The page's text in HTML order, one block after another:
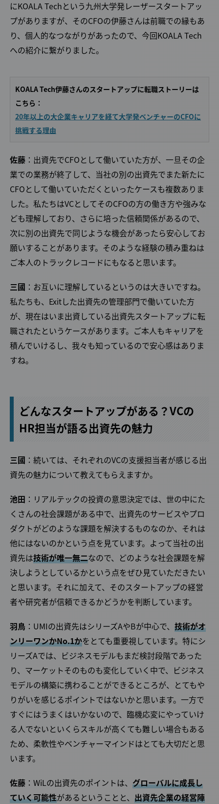
Facebook X
にKOALA Techという九州大学発レーザースタートアッ
プがありますが、そのCFOの伊藤さんは前職での縁もあ
り、個人的なつながりがあったので、今回KOALA Tech
への紹介に繋がりました。
KOALA Tech伊藤さんのスタートアップに転職ストーリーは
こちら：
20年以上の大企業キャリアを経て大学発ベンチャーのCFOに
挑戦する理由
佐藤 ：出資先でCFOとして働いていた方が、一旦その企
業での業務が終了して、当社の別の出資先でまた新たに
CFOとして働いていただくといったケースも複数ありま
した。私たちはVCとしてそのCFOの方の働き方や強みな
ども理解しており、さらに培った信頼関係があるので、
次に別の出資先で同じような機会があったら安心してお
願いすることがあります。そのような経験の積み重ねは
ご本人のトラックレコードにもなると思います。
三國 ：お互いに理解しているというのは大きいですね。
私たちも、Exitした出資先の管理部門で働いていた方
が、現在はいま出資している出資先スタートアップに転
職されたというケースがあります。ご本人もキャリアを
積んでいけるし、我々も知っているので安心感はありま
すね。
どんなスタートアップがある？VCの
HR担当が語る出資先の魅力
三國 ：続いては、それぞれのVCの支援担当者が感じる出
資先の魅力について教えてもらえますか。
池田 ：リアルテックの投資の意思決定では、世の中にた
くさんの社会課題がある中で、出資先のサービスやプロ
ダクトがどのような課題を解決するものなのか、それは
他にはないのかという点を見ています。よって当社の出
資先は技術が唯一無二なので、どのような社会課題を解
決しようとしているかという点をぜひ見ていただきたい
と思います。それに加えて、そのスタートアップの経営
者や研究者が信頼できるかどうかを判断しています。
羽鳥 ：UMIの出資先はシリーズAやBが中心で、 技術がオ
ンリーワンかNo.1かをとても重要視しています。特にシ
リーズAでは、ビジネスモデルもまだ検討段階であった
り、マーケットそのものも変化していく中で、ビジネス
モデルの構築に携わることができるところが、とてもや
りがいを感じるポイントではないかと思います。一方で
すぐにはうまくはいかないので、臨機応変にやっていけ
る人でないといくらスキルが高くても難しい場合もある
ため、柔軟性やベンチャーマインドはとても大切だと思
います。
佐藤 ：WiLの出資先のポイントは、 グローバルに成長し
ていく可能性があるということと、 出資先企業の経営陣